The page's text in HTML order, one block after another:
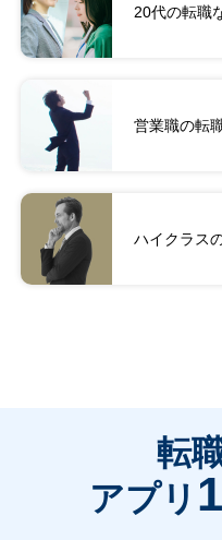
20代の転職
営業職の転
ハイクラス
転
アプリ 1